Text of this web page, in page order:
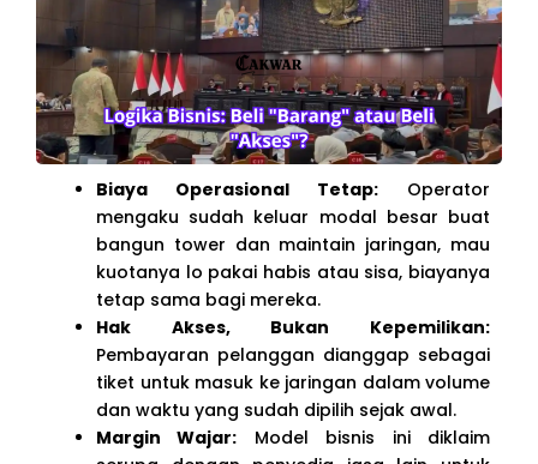
Biaya Operasional Tetap: Operator
mengaku sudah keluar modal besar buat
bangun tower dan maintain jaringan, mau
kuotanya lo pakai habis atau sisa, biayanya
tetap sama bagi mereka.
Hak Akses, Bukan Kepemilikan:
Pembayaran pelanggan dianggap sebagai
tiket untuk masuk ke jaringan dalam volume
dan waktu yang sudah dipilih sejak awal.
Margin Wajar: Model bisnis ini diklaim